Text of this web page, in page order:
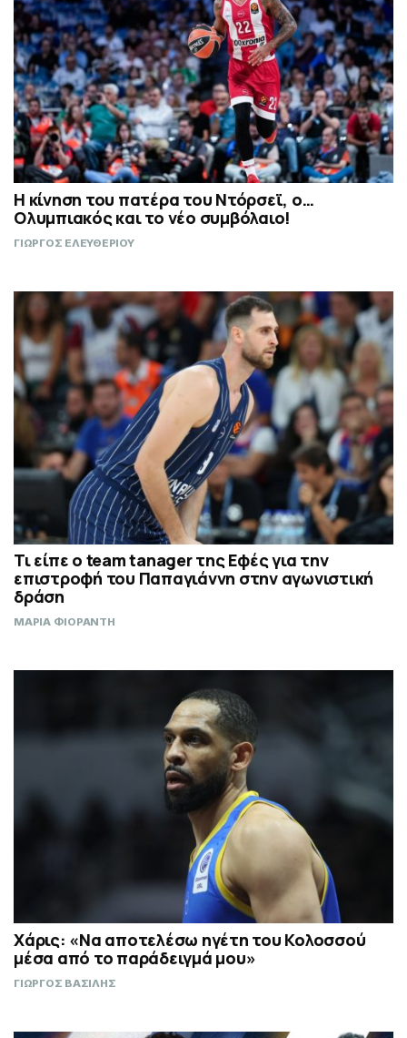
Η κίνηση του πατέρα του Ντόρσεϊ, ο…
Ολυμπιακός και το νέο συμβόλαιο!
ΓΙΩΡΓΟΣ ΕΛΕΥΘΕΡΙΟΥ
Τι είπε ο team tanager της Εφές για την
επιστροφή του Παπαγιάννη στην αγωνιστική
δράση
ΜΑΡΙΑ ΦΙΟΡΑΝΤΗ
Χάρις: «Να αποτελέσω ηγέτη του Κολοσσού
μέσα από το παράδειγμά μου»
ΓΙΩΡΓΟΣ ΒΑΣΙΛΗΣ